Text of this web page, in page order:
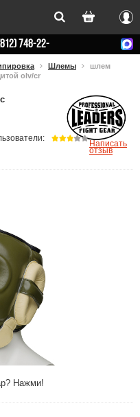
Вход
748-22-
Шлемы
шлем
olv/cr
Нажми!
Написать
отзыв